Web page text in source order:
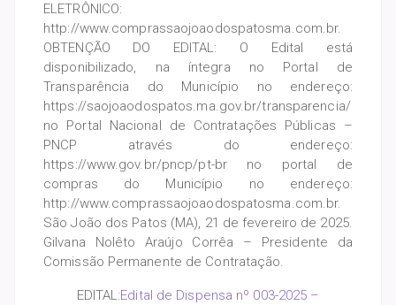
ELETRÔNICO:
http://www.comprassaojoaodospatosma.com.br.
OBTENÇÃO DO EDITAL: O Edital está
disponibilizado, na íntegra no Portal de
Transparência do Município no endereço:
https://saojoaodospatos.ma.gov.br/transparencia/
no Portal Nacional de Contratações Públicas –
PNCP através do endereço:
https://www.gov.br/pncp/pt-br no portal de
compras do Município no endereço:
http://www.comprassaojoaodospatosma.com.br.
São João dos Patos (MA), 21 de fevereiro de 2025.
Gilvana Nolêto Araújo Corrêa – Presidente da
Comissão Permanente de Contratação.
EDITAL:Edital de Dispensa nº 003-2025 –